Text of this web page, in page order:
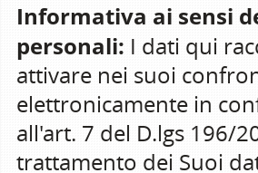
Informativa ai sensi
personali: I dati qui
attivare nei suoi
elettronicamente in
all'art. 7 del D.lgs 196/
trattamento dei Suoi